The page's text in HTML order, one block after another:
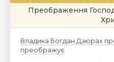
Преображення
Владика Богдан Дзюрах
преображує